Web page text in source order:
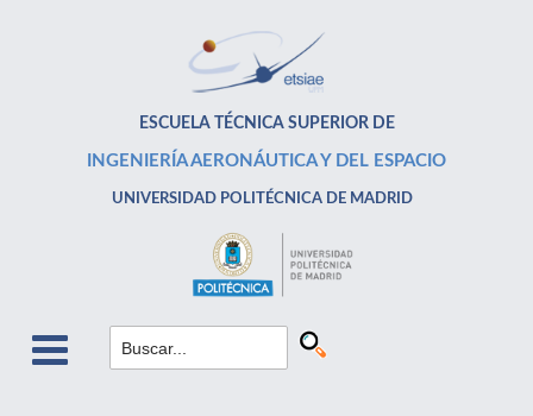
ESCUELA TÉCNICA SUPERIOR DE
INGENIERÍA AERONÁUTICA Y DEL ESPACIO
UNIVERSIDAD POLITÉCNICA DE MADRID